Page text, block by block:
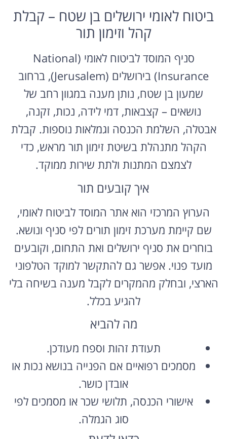
ביטוח לאומי ירושלים בן שטח – קבלת
קהל וזימון תור
סניף המוסד לביטוח לאומי (National
Insurance) בירושלים (Jerusalem), ברחוב
שמעון בן שטח, נותן מענה במגוון רחב של
נושאים – קצבאות, דמי לידה, נכות, זקנה,
אבטלה, השלמת הכנסה וגמלאות נוספות. קבלת
הקהל מתנהלת בשיטת זימון תור מראש, כדי
לצמצם המתנות ולתת שירות ממוקד.
איך קובעים תור
הערוץ המרכזי הוא אתר המוסד לביטוח לאומי,
שם קיימת מערכת זימון תורים לפי סניף ונושא.
בוחרים את סניף ירושלים ואת התחום, וקובעים
מועד פנוי. אפשר גם להתקשר למוקד הטלפוני
הארצי, ובחלק מהמקרים לקבל מענה בשיחה בלי
להגיע בכלל.
מה להביא
תעודת זהות וספח מעודכן.
מסמכים רפואיים אם הפנייה בנושא נכות או
אובדן כושר.
אישורי הכנסה, תלושי שכר או מסמכים לפי
סוג הגמלה.